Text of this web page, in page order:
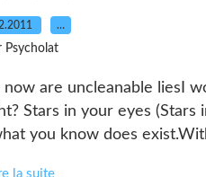
…
Psycholat
are uncleanable liesI
Stars in your eyes (Stars
you know does
la suite